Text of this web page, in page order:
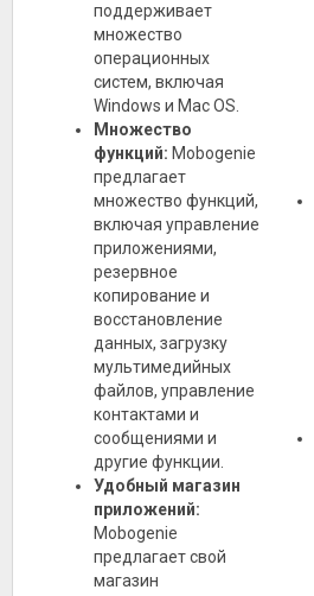
поддерживает
множество
операционных
систем, включая
Windows и Mac OS.
Множество
функций: Mobogenie
предлагает
множество функций,
включая управление
приложениями,
резервное
копирование и
восстановление
данных, загрузку
мультимедийных
файлов, управление
контактами и
сообщениями и
другие функции.
Удобный магазин
приложений:
Mobogenie
предлагает свой
магазин